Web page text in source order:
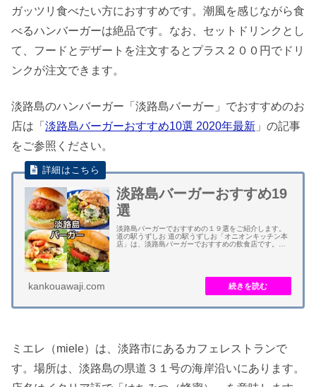
ガッツリ食べたい方におすすめです。潮風を感じながら食
べるハンバーガーは絶品です。なお、セットドリンクとし
て、フードとデザートを注文するとプラス２００円でドリ
ンクが注文できます。
淡路島のハンバーガー「淡路島バーガー」でおすすめのお
店は「 淡路島バーガーおすすめ10選 2020年最新 」の記事
をご参照ください。
淡路島バーガーおすすめ19
選
淡路島バーガーでおすすめの１９選をご紹介します。
道の駅うずしお 道の駅うずしお「オニオンキッチン本
店」は、淡路島バーガーでおすすめの飲食店です。メ
kankouawaji.com
ミエレ（miele）は、淡路市にあるカフェレストランで
す。場所は、淡路島の県道３１号の海岸沿いにあります。